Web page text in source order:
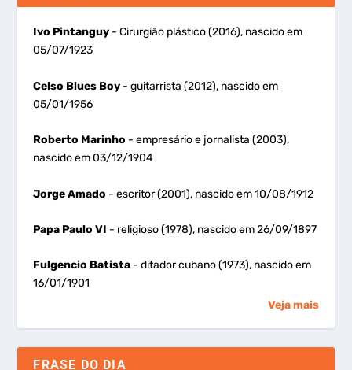
Ivo Pintanguy - Cirurgião plástico (2016), nascido em
05/07/1923
Celso Blues Boy - guitarrista (2012), nascido em
05/01/1956
Roberto Marinho - empresário e jornalista (2003),
nascido em 03/12/1904
Jorge Amado - escritor (2001), nascido em 10/08/1912
Papa Paulo VI - religioso (1978), nascido em 26/09/1897
Fulgencio Batista - ditador cubano (1973), nascido em
16/01/1901
Veja mais
FRASE DO DIA